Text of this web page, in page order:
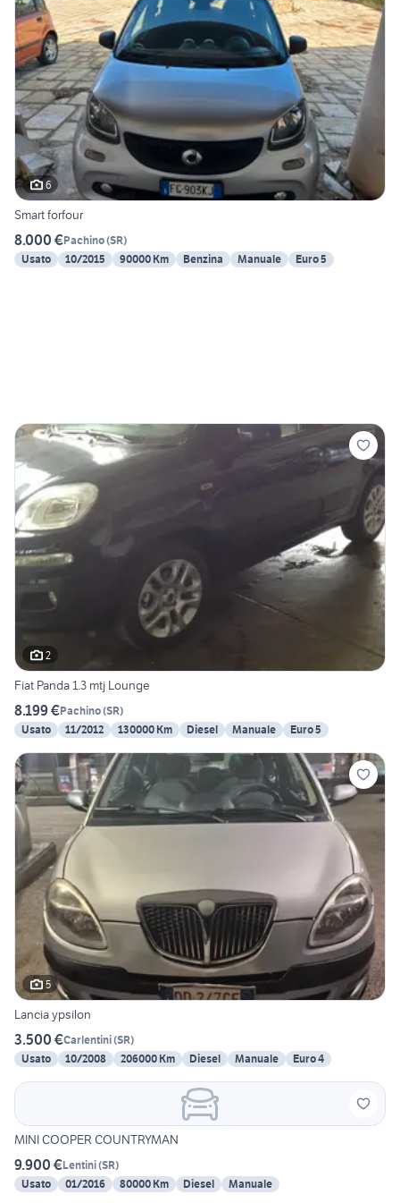
6
Smart forfour
8.000 €Pachino(SR)
Usato
10/2015 90000 Km Benzina Manuale Euro 5
2
Fiat Panda 1.3 mtj Lounge
8.199 €Pachino(SR)
Usato
11/2012 130000 Km Diesel Manuale Euro 5
5
Lancia ypsilon
3.500 €Carlentini(SR)
Usato
10/2008 206000 Km Diesel Manuale Euro 4
MINI COOPER COUNTRYMAN
9.900 €Lentini(SR)
Usato
01/2016 80000 Km Diesel Manuale